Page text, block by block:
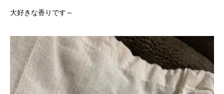
大好きな香りです～